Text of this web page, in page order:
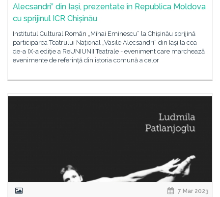
Alecsandri” din Iași, prezentate în Republica Moldova
cu sprijinul ICR Chișinău
Institutul Cultural Român „Mihai Eminescu” la Chișinău sprijină
participarea Teatrului Național „Vasile Alecsandri” din Iași la cea
de-a IX-a ediție a ReUNIUNII Teatrale - eveniment care marchează
evenimente de referință din istoria comună a celor
7 Mar 2023